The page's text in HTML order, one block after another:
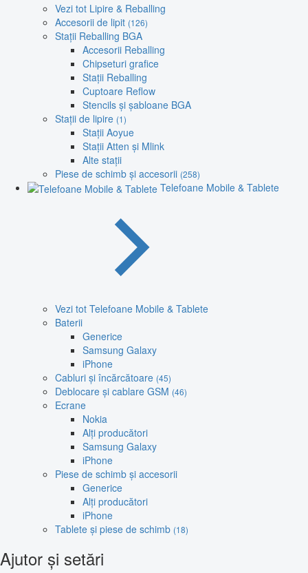
Vezi tot Lipire & Reballing
Accesorii de lipit (126)
Stații Reballing BGA
Accesorii Reballing
Chipseturi grafice
Stații Reballing
Cuptoare Reflow
Stencils și șabloane BGA
Stații de lipire (1)
Stații Aoyue
Stații Atten și Mlink
Alte stații
Piese de schimb și accesorii (258)
Telefoane Mobile & Tablete
Vezi tot Telefoane Mobile & Tablete
Baterii
Generice
Samsung Galaxy
iPhone
Cabluri și încărcătoare (45)
Deblocare și cablare GSM (46)
Ecrane
Nokia
Alți producători
Samsung Galaxy
iPhone
Piese de schimb și accesorii
Generice
Alți producători
iPhone
Tablete și piese de schimb (18)
Ajutor și setări